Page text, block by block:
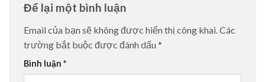
Để lại một bình luận
Email của bạn sẽ không được hiển thị công khai. Các
trường bắt buộc được đánh dấu *
Bình luận *